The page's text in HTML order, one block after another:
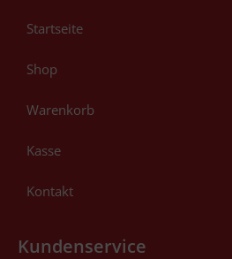
Startseite
Shop
Warenkorb
Kasse
Kontakt
Kundenservice